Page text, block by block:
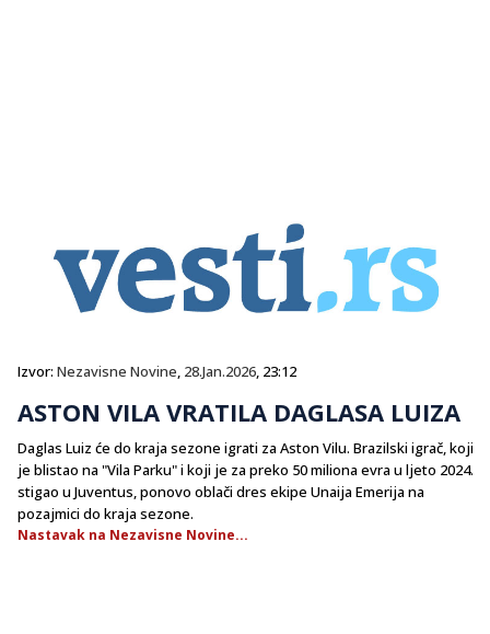
Izvor: Nezavisne Novine, 28.Jan.2026, 23:12
ASTON VILA VRATILA DAGLASA LUIZA
Daglas Luiz će do kraja sezone igrati za Aston Vilu. Brazilski igrač, koji
je blistao na "Vila Parku" i koji je za preko 50 miliona evra u ljeto 2024.
stigao u Juventus, ponovo oblači dres ekipe Unaija Emerija na
pozajmici do kraja sezone.
Nastavak na Nezavisne Novine...